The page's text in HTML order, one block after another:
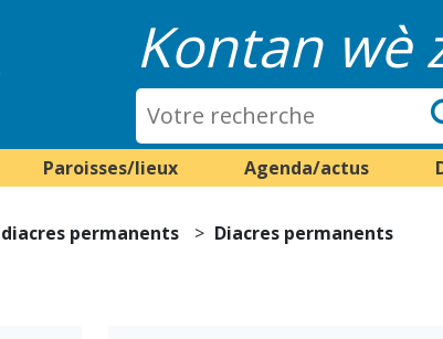
Kontan wè
Paroisses/lieux Agenda/actus
permanents Diacres permanents